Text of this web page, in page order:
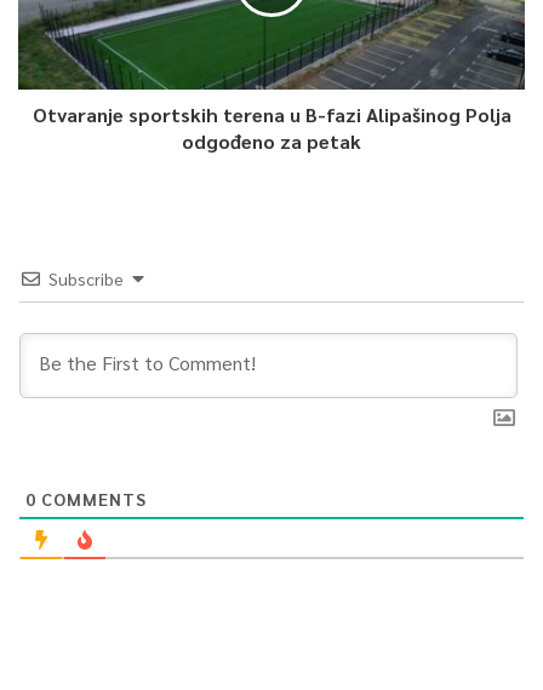
Otvaranje sportskih terena u B-fazi Alipašinog Polja
odgođeno za petak
Subscribe
0 COMMENTS